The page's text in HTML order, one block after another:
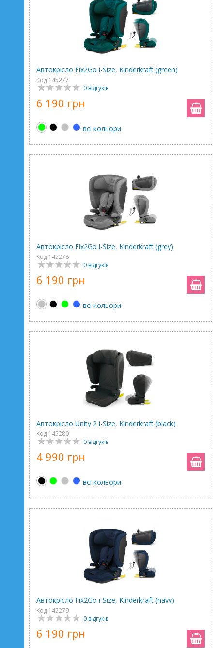
Автокрісло Fix2Go i-Size, Kinderkraft (green)
Код 145277
0 відгуків
6 190 грн
всі кольори
Автокрісло Fix2Go i-Size, Kinderkraft (grey)
Код 145278
0 відгуків
6 190 грн
всі кольори
Автокрісло Unity 2 i-Size, Kinderkraft (black)
Код 145280
0 відгуків
4 990 грн
всі кольори
Автокрісло Fix2Go i-Size, Kinderkraft (navy)
Код 145279
0 відгуків
6 190 грн